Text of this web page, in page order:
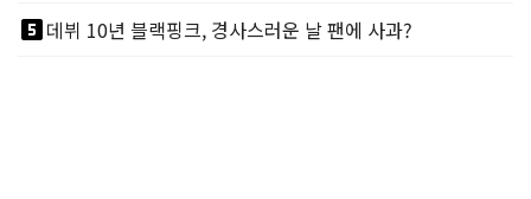
looks_5데뷔 10년 블랙핑크, 경사스러운 날 팬에 사과?